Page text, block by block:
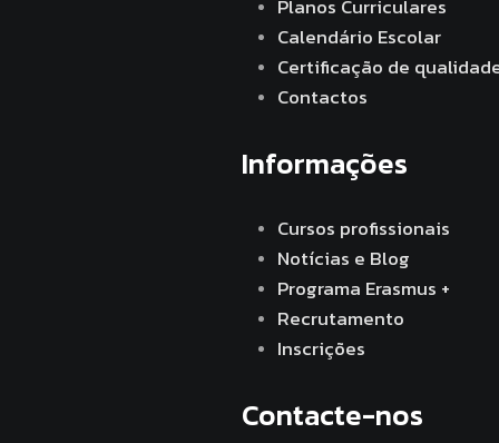
Planos Curriculares
Calendário Escolar
Certificação de
Contactos
Informações
Cursos profissionais
Notícias e Blog
Programa Erasmus +
Recrutamento
Inscrições
Contacte-nos